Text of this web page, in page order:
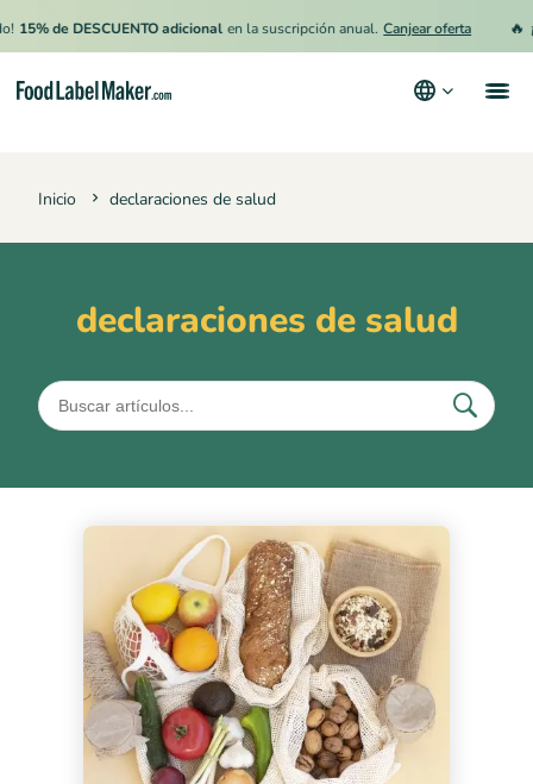
15% de DESCUENTO adicional en la suscripción anual. Canjear oferta 🔥
Inicio declaraciones de salud
declaraciones de salud
Contrata a un Especialista
Términos y condiciones